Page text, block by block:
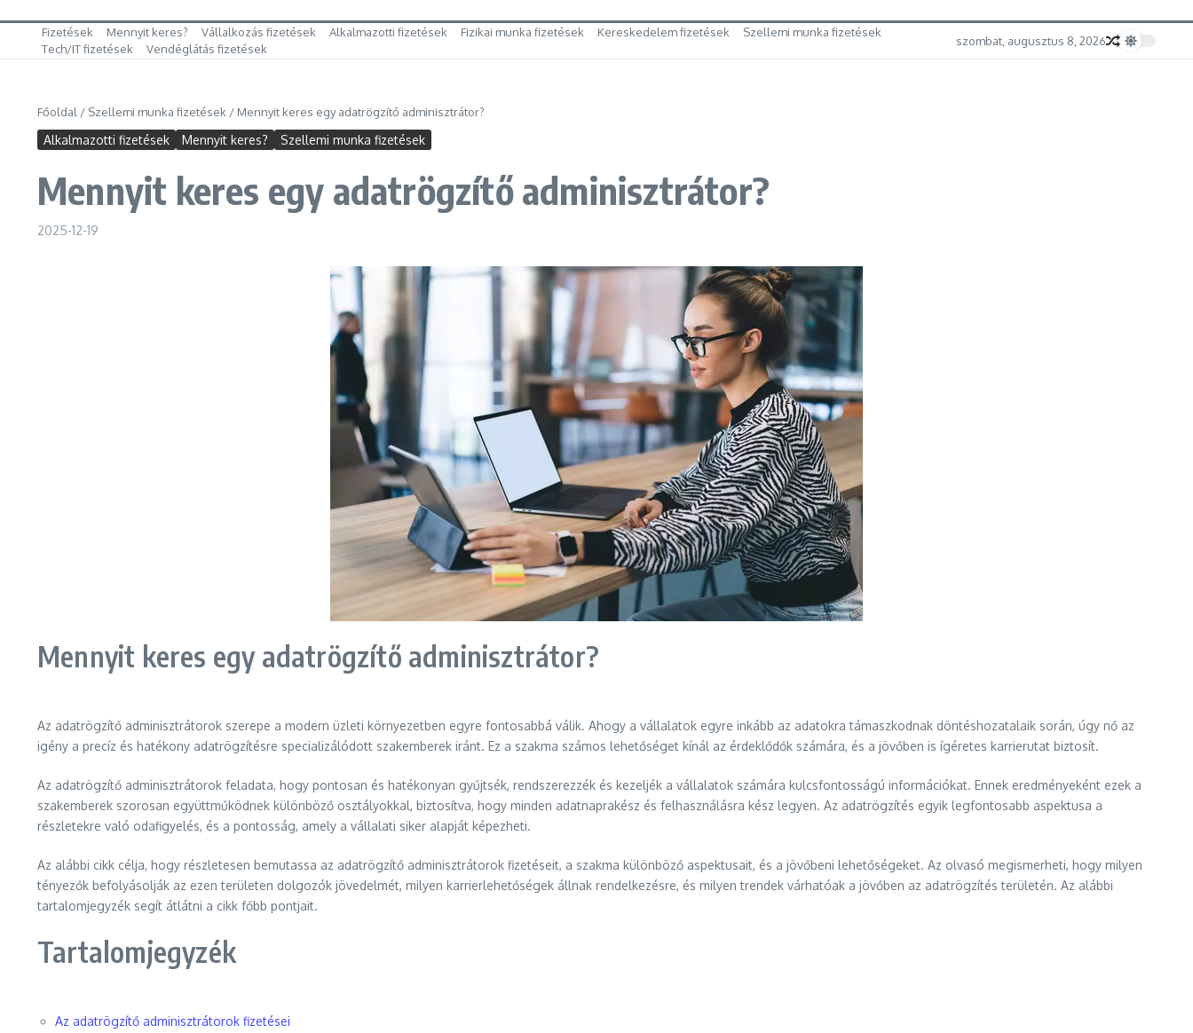
Fizetések Mennyit keres? Vállalkozás fizetések Alkalmazotti fizetések Fizikai munka fizetések Kereskedelem fizetések
Szellemi munka fizetések
Tech/IT fizetések
Vendéglátás fizetések
szombat, augusztus 8, 2026
Főoldal / Szellemi munka fizetések / Mennyit keres egy adatrögzítő adminisztrátor?
Alkalmazotti fizetések Mennyit keres? Szellemi munka fizetések
Mennyit keres egy adatrögzítő adminisztrátor?
2025-12-19
Mennyit keres egy adatrögzítő adminisztrátor?
Az adatrögzítő adminisztrátorok szerepe a modern üzleti környezetben egyre fontosabbá válik. Ahogy a vállalatok egyre inkább az adatokra támaszkodnak döntéshozatalaik során, úgy nő az
igény a precíz és hatékony adatrögzítésre specializálódott szakemberek iránt. Ez a szakma számos lehetőséget kínál az érdeklődők számára, és a jövőben is ígéretes karrierutat biztosít.
Az adatrögzítő adminisztrátorok feladata, hogy pontosan és hatékonyan gyűjtsék, rendszerezzék és kezeljék a vállalatok számára kulcsfontosságú információkat. Ennek eredményeként ezek a
szakemberek szorosan együttműködnek különböző osztályokkal, biztosítva, hogy minden adatnaprakész és felhasználásra kész legyen. Az adatrögzítés egyik legfontosabb aspektusa a
részletekre való odafigyelés, és a pontosság, amely a vállalati siker alapját képezheti.
Az alábbi cikk célja, hogy részletesen bemutassa az adatrögzítő adminisztrátorok fizetéseit, a szakma különböző aspektusait, és a jövőbeni lehetőségeket. Az olvasó megismerheti, hogy milyen
tényezők befolyásolják az ezen területen dolgozók jövedelmét, milyen karrierlehetőségek állnak rendelkezésre, és milyen trendek várhatóak a jövőben az adatrögzítés területén. Az alábbi
tartalomjegyzék segít átlátni a cikk főbb pontjait.
Tartalomjegyzék
Az adatrögzítő adminisztrátorok fizetései